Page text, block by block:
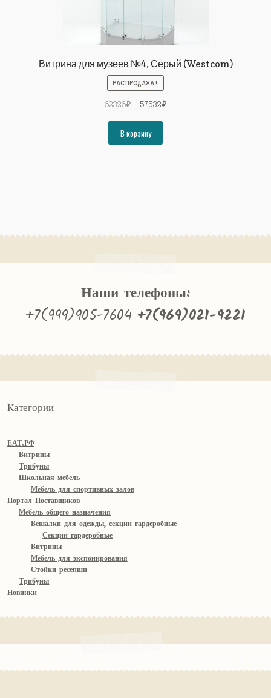
Витрина для музеев №4, Серый (Westcom)
РАСПРОДАЖА!
62326₽
Первоначальная
составляла
62326₽.
57532₽Текущая
В корзину
Наши телефоны:
+7(999)905-7604 +7(969)021-9221
Категории
ЕАТ.РФ
Витрины
Трибуны
Школьная мебель
Мебель для спортивных залов
Портал Поставщиков
Мебель общего назначения
Вешалки для одежды, секции гардеробные
Секции гардеробные
Витрины
Мебель для экспонирования
Стойки ресепшн
Трибуны
Новинки